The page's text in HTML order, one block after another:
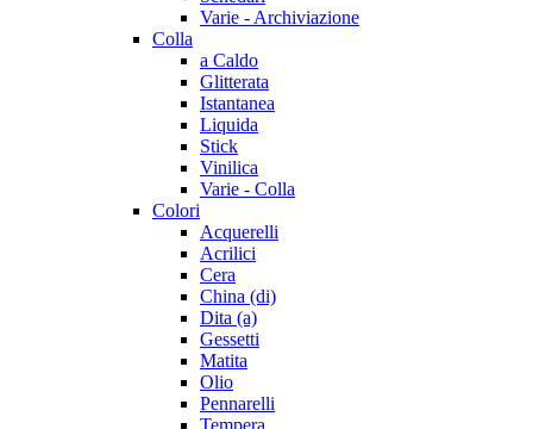
Varie - Archiviazione
Colla
a Caldo
Glitterata
Istantanea
Liquida
Stick
Vinilica
Varie - Colla
Colori
Acquerelli
Acrilici
Cera
China (di)
Dita (a)
Gessetti
Matita
Olio
Pennarelli
Tempera